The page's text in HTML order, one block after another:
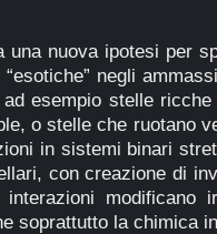
nuova ipotesi per
negli
esempio stelle
o stelle che ruotano
in sistemi binari
con creazione di
modificano
soprattutto la chimica